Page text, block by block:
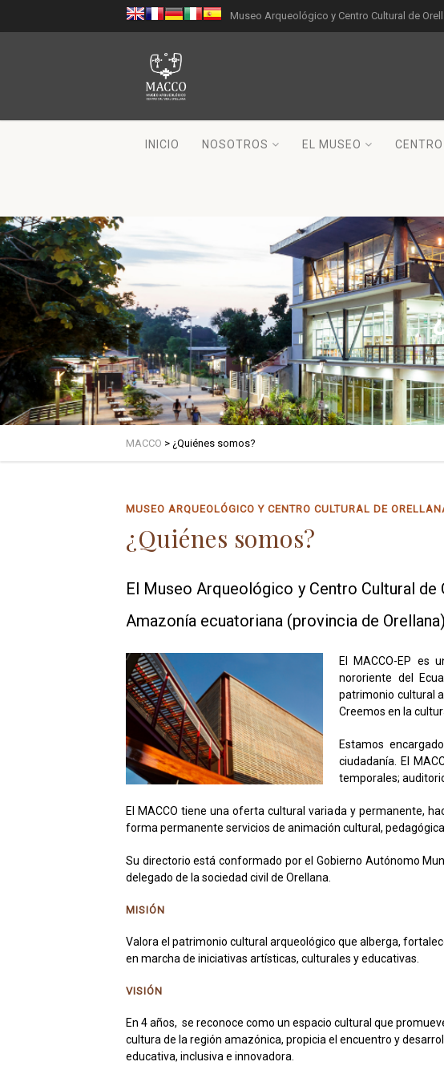
Museo Arqueológico y Centro Cultural de
INICIO NOSOTROS EL MUSEO CENTRO
MACCO > ¿Quiénes somos?
MUSEO ARQUEOLÓGICO Y CENTRO CULTURAL DE
¿Quiénes somos?
El Museo Arqueológico y Centro Cultural
Amazonía ecuatoriana (provincia de
El MACCO-EP es
nororiente del
patrimonio cultural
Creemos en la
Estamos
ciudadanía. El
temporales;
El MACCO tiene una oferta cultural variada y permanente,
forma permanente servicios de animación cultural,
Su directorio está conformado por el Gobierno Autónomo
delegado de la sociedad civil de Orellana.
MISIÓN
Valora el patrimonio cultural arqueológico que alberga,
en marcha de iniciativas artísticas, culturales y educativas.
VISIÓN
En 4 años, se reconoce como un espacio cultural que
cultura de la región amazónica, propicia el encuentro y
educativa, inclusiva e innovadora.